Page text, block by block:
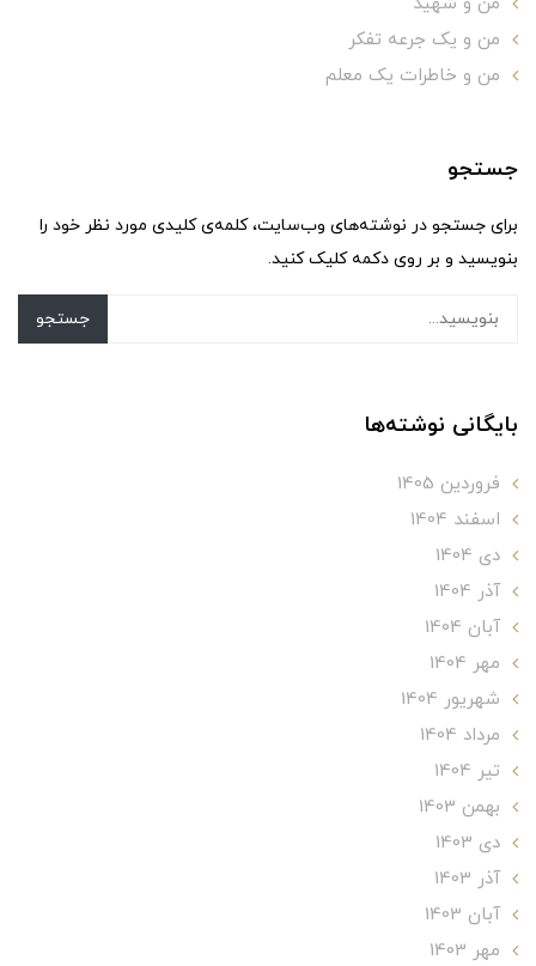
من و یک جرعه تفکر
من و خاطرات یک معلم
جستجو
برای جستجو در نوشته‌های وب‌سایت، کلمه‌ی کلیدی مورد نظر خود را
بنویسید و بر روی دکمه کلیک کنید.
جستجو
بایگانی نوشته‌ها
فروردین 1405
اسفند 1404
دی 1404
آذر 1404
آبان 1404
مهر 1404
شهریور 1404
مرداد 1404
تير 1404
بهمن 1403
دی 1403
آذر 1403
آبان 1403
مهر 1403